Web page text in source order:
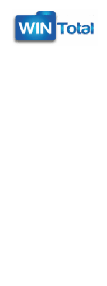
Inhalt
springen